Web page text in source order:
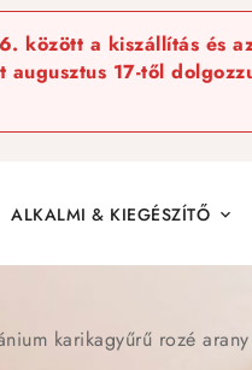
között a kiszállítás és
17-től
ALKALMI & KIEGÉSZÍTŐ 
karikagyűrű rozé